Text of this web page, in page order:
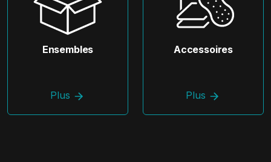
Ensembles
Plus
Accessoires
Plus